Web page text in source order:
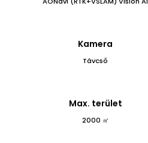
Kamera
Távcső
Max. terület
2000 ㎡